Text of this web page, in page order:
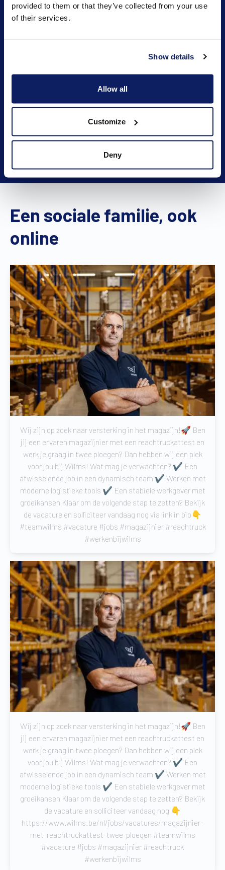
provided to them or that they’ve collected from your use
of their services.
Show details
Allow all
Customize
Deny
We zijn meer dan een bonte verzameling van
schaduwmeesters. Neem een kijkje achter de
schermen en ontdek de kracht van het Wilms-
Meer over ons
Een sociale familie, ook
online
Wij zijn op zoek naar versterking in het magazijn!🚀 Ben
jij een ervaren magazijnier met een reachtruckattest en
werk je graag in twee ploegen? Dan hebben wij een plek
voor jou bij Wilms! Wat mag je verwachten? ✔️ Een
afwisselende job in een dynamisch team ✔️ Werken met
moderne logistieke tools ✔️ Een stabiele werkgever met
groeikansen Klaar om de volgende stap te zetten? Bekijk
de vacature en solliciteer vandaag nog via link in bio👇
#teamwilms #vacature #jobs #magazijnier #reachtruck
#werkenbijwilms
Wij zijn op zoek naar versterking in het magazijn!🚀 Ben
jij een ervaren magazijnier met een reachtruckattest en
werk je graag in twee ploegen? Dan hebben wij een plek
voor jou bij Wilms! Wat mag je verwachten? ✔️ Een
afwisselende job in een dynamisch team ✔️ Werken met
moderne logistieke tools ✔️ Een stabiele werkgever met
groeikansen Klaar om de volgende stap te zetten? Bekijk
de vacature en solliciteer vandaag nog 👇
https://www.wilms.be/nl/jobs/vacatures/magazijnier-
met-reachtruckattest-twee-ploegen #teamwilms
#vacature #jobs #magazijnier #reachtruck
#werkenbijwilms